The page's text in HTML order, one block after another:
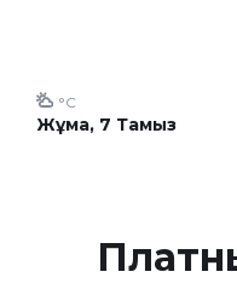
Жұма, 7 Тамыз
°C